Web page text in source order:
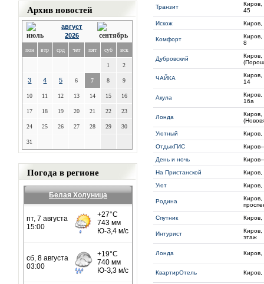
Архив новостей
август
2026
пон втр срд чет пят суб вск
1 2
3 4 5 6 7 8 9
10 11 12 13 14 15 16
17 18 19 20 21 22 23
24 25 26 27 28 29 30
31
Погода в регионе
Белая Холуница
Транзит
Киров,
45
Искож
Киров,
Комфорт
Киров,
8
Дубровский
Киров,
ЧАЙКА
Киров,
14
Акула
Киров,
16а
Лонда
Киров,
Уютный
Киров,
ОтдыхГИС
День и ночь
На Пристанской
Киров,
Уют
Киров,
Родина
Киров,
Спутник
Киров,
Интурист
Киров,
этаж
Лонда Киров,
КвартирОтель Киров,